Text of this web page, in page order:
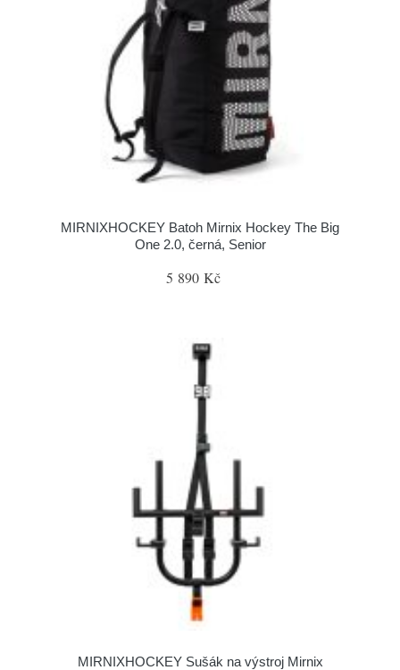
MIRNIXHOCKEY Batoh Mirnix Hockey The Big
One 2.0, černá, Senior
5 890 Kč
MIRNIXHOCKEY Sušák na výstroj Mirnix